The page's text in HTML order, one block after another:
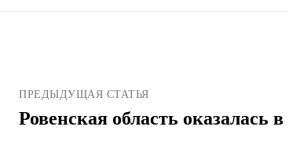
ПРЕДЫДУЩАЯ СТАТЬЯ
Ровенская область оказалась